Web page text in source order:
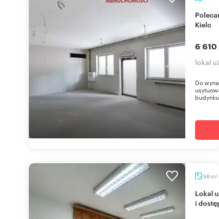
Polecam nowoczesny lokal 154 m² w centrum
Kielc
6 610
lokal
Do
56 m2
Lokal usługowy 56 m² w centrum Kielc, widoczny
i